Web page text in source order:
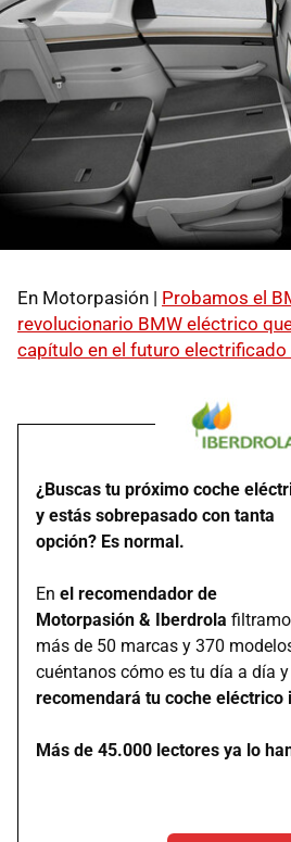
En Motorpasión | Probamos el
revolucionario BMW eléctrico
capítulo en el futuro electrificado
¿Buscas tu próximo coche
y estás sobrepasado con tanta
opción? Es normal.
En el recomendador de
Motorpasión & Iberdrola
más de 50 marcas y 370
cuéntanos cómo es tu día a día
recomendará tu coche eléctrico
Más de 45.000 lectores ya lo